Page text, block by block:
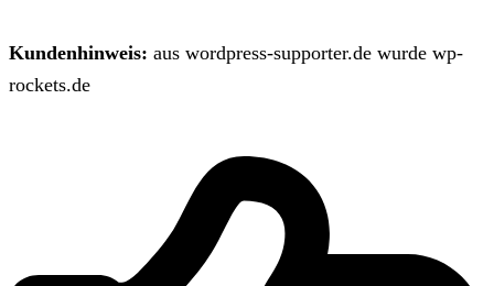
Kundenhinweis: aus wordpress-supporter.de wurde wp-
rockets.de